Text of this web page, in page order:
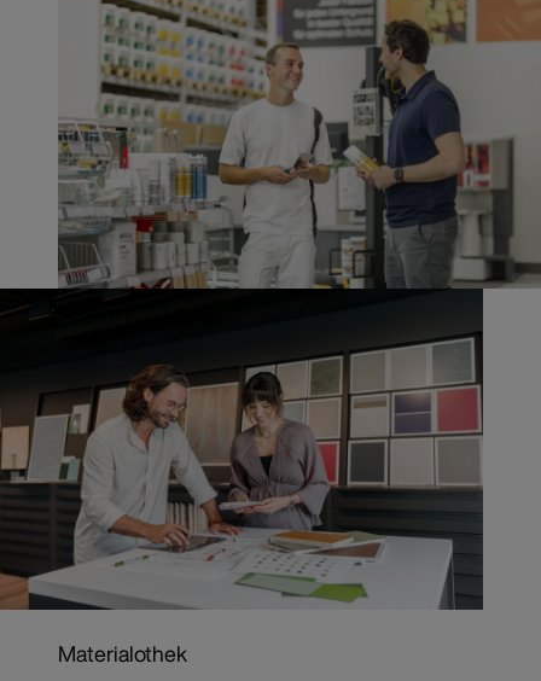
Materialothek